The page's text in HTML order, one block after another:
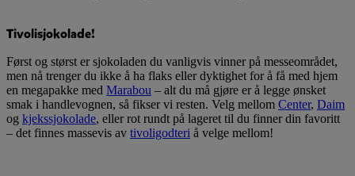
Tivolisjokolade!
Først og størst er sjokoladen du vanligvis vinner på messeområdet,
men nå trenger du ikke å ha flaks eller dyktighet for å få med hjem
en megapakke med Marabou – alt du må gjøre er å legge ønsket
smak i handlevognen, så fikser vi resten. Velg mellom Center, Daim
og kjekssjokolade, eller rot rundt på lageret til du finner din favoritt
– det finnes massevis av tivoligodteri å velge mellom!